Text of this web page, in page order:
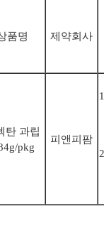
품명 제약회사
탄 과립
pkg
피앤피팜